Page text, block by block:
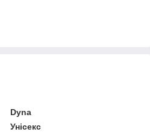
Dyna
Унісекс